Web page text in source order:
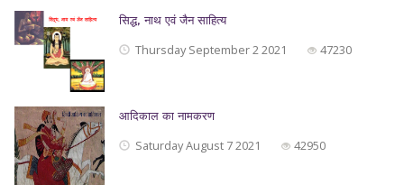
सिद्ध, नाथ एवं जैन साहित्‍य
Thursday September 2 2021 47230
आदिकाल का नामकरण
Saturday August 7 2021 42950